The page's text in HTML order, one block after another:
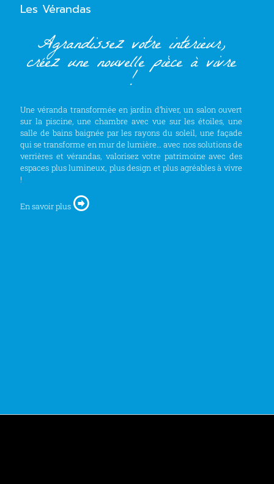
Les Vérandas
Agrandissez votre intérieur,
créez une nouvelle pièce à vivre
!
Une véranda transformée en jardin d’hiver, un salon ouvert
sur la piscine, une chambre avec vue sur les étoiles, une
salle de bains baignée par les rayons du soleil, une façade
qui se transforme en mur de lumière… avec nos solutions de
verrières et vérandas, valorisez votre patrimoine avec des
espaces plus lumineux, plus design et plus agréables à vivre
!
En savoir plus